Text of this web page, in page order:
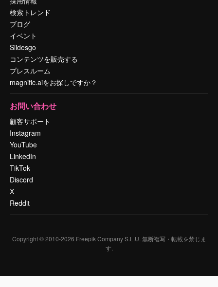
検索トレンド
ブログ
イベント
Slidesgo
コンテンツを販売する
プレスルーム
magnific.aiをお探しですか？
お問い合わせ
顧客サポート
Instagram
YouTube
LinkedIn
TikTok
Discord
X
Reddit
Copyright © 2010-2026 Freepik Company S.L.U. 無断複写・転載を禁じま
す.